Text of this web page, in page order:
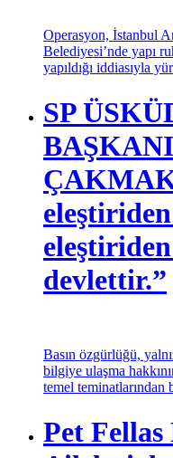
Operasyon, İstanbul
Belediyesi’nde yapı
SP
devlettir.”
Basın özgürlüğü,
bilgiye ulaşma
Pet Fellas